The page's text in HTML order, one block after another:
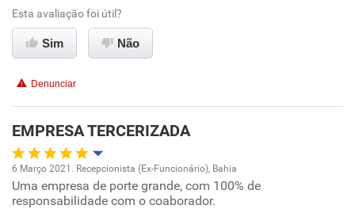
Recomenda esta empresa
Esta avaliação foi útil?
Sim Não
Denunciar
EMPRESA TERCERIZADA
Oportunidade de promoção
6 Março 2021. Recepcionista (Ex-Funcionário), Bahia
Uma empresa de porte grande, com 100% de
responsabilidade com o coaborador.